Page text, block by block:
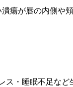
瘍が唇の内側
・睡眠不足な